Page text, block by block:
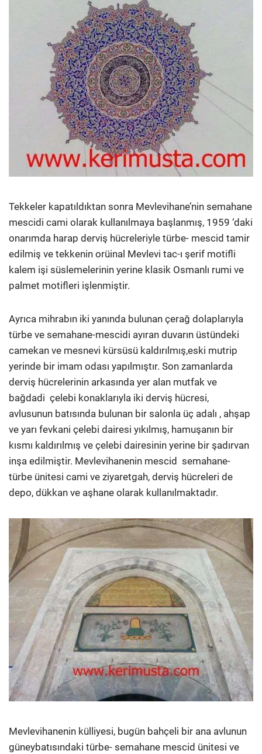
Tekkeler kapatıldıktan sonra Mevlevihane’nin semahane
mescidi cami olarak kullanılmaya başlanmış, 1959 ‘daki
onarımda harap derviş hücreleriyle türbe- mescid tamir
edilmiş ve tekkenin orüinal Mevlevi tac-ı şerif motifli
kalem işi süslemelerinin yerine klasik Osmanlı rumi ve
palmet motifleri işlenmiştir.
Ayrıca mihrabın iki yanında bulunan çerağ dolaplarıyla
türbe ve semahane-mescidi ayıran duvarın üstündeki
camekan ve mesnevi kürsüsü kaldırılmış,eski mutrip
yerinde bir imam odası yapılmıştır. Son zamanlarda
derviş hücrelerinin arkasında yer alan mutfak ve
bağdadi çelebi konaklarıyla iki derviş hücresi,
avlusunun batısında bulunan bir salonla üç adalı , ahşap
ve yarı fevkani çelebi dairesi yıkılmış, hamuşanın bir
kısmı kaldırılmış ve çelebi dairesinin yerine bir şadırvan
inşa edilmiştir. Mevlevihanenin mescid semahane-
türbe ünitesi cami ve ziyaretgah, derviş hücreleri de
depo, dükkan ve aşhane olarak kullanılmakta­dır.
Mevlevihanenin külliyesi, bugün bahçeli bir ana avlunun
güneybatısındaki türbe- semahane mescid ünitesi ve